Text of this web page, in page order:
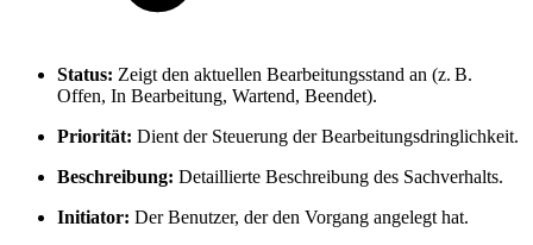
Status: Zeigt den aktuellen Bearbeitungsstand an (z. B.
Offen, In Bearbeitung, Wartend, Beendet).
Priorität: Dient der Steuerung der Bearbeitungsdringlichkeit.
Beschreibung: Detaillierte Beschreibung des Sachverhalts.
Initiator: Der Benutzer, der den Vorgang angelegt hat.